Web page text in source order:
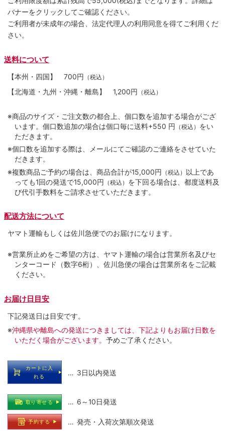
バナーをクリックしてご確認ください。
ご利用者が未成年の場合、法定代理人の利用同意を得てご利用くだ
さい。
送料について
【本州・四国】 700円 （税込）
【北海道・九州・沖縄・離島】 1,200円 （税込）
※商品のサイズ・ご注文数の都合上、個口数を追加する場合がござ
います。個口数追加の場合は個口毎に送料+550 円 （税込） をい
ただきます。
※個口数を追加する際は、メールにてご確認のご連絡をさせていた
だきます。
※複数商品ご予約の場合は、商品合計が15,000円 （税込） 以上であ
っても1回の発送で15,000円 （税込） を下回る場合は、都度送料及
び代引手数料をご請求させていただきます。
配送方法について
ヤマト運輸もしくは佐川急便でのお届けになります。
※営業所止めをご希望の方は、ヤマト運輸の場合は営業所名及びセ
ンターコード（数字6桁）、佐川急便の場合は営業所名をご記載
ください。
お届け日目安
下記発送日は目安です。
※沖縄県や離島への発送につきましては、下記よりもお届け日数を
いただく場合がございます。 予めご了承ください。
カートに入
れる
… 3日以内発送
取り寄せる … 6～10日発送
予約する … 発売・入荷次第順次発送